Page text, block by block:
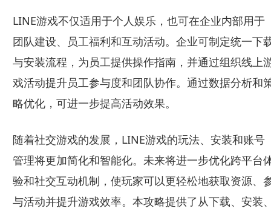
LINE游戏不仅适用于个人娱乐，也可在企业内部用于
团队建设、员工福利和互动活动。企业可制定统一下
与安装流程，为员工提供操作指南，并通过组织线上
戏活动提升员工参与度和团队协作。通过数据分析和
略优化，可进一步提高活动效果。
随着社交游戏的发展，LINE游戏的玩法、安装和账号
管理将更加简化和智能化。未来将进一步优化跨平台
验和社交互动机制，使玩家可以更轻松地获取资源、
与活动并提升游戏效率。本攻略提供了从下载、安装